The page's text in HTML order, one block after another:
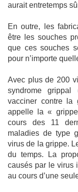
aurait entretemps
En outre, les
être les souches
que ces souches
pour n’importe
Avec plus de 200
syndrome
vacciner contre la
appelle la «
cours des 11
maladies de type
virus de la grippe.
du temps. La
causés par le virus
au cours d’une